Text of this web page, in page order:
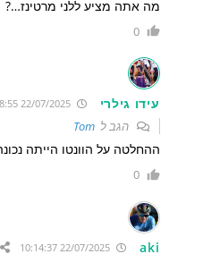
מה אתה מציע ללני מרטינז…?
0
עידו גילרי 22/07/2025 10:08:55
הגב לTom
ההחלטה על הוונטו הייתה
0
aki